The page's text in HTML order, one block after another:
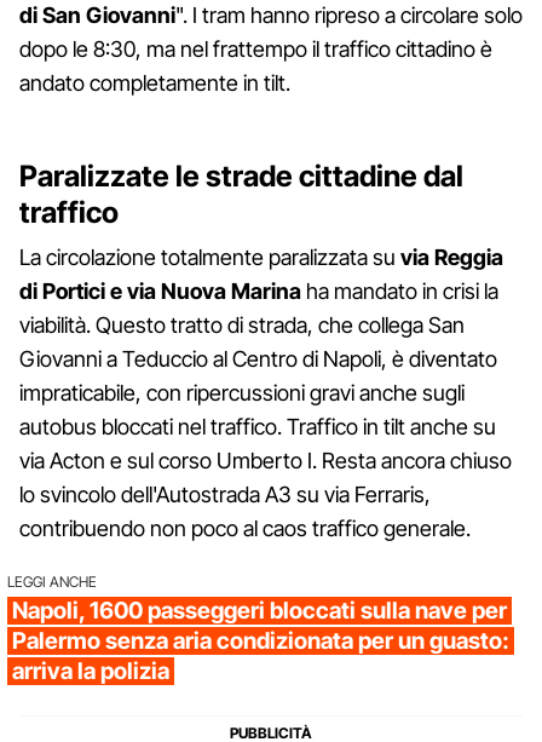
di San Giovanni". I tram hanno ripreso a circolare solo
dopo le 8:30, ma nel frattempo il traffico cittadino è
andato completamente in tilt.
Paralizzate le strade cittadine dal
traffico
La circolazione totalmente paralizzata su via Reggia
di Portici e via Nuova Marina ha mandato in crisi la
viabilità. Questo tratto di strada, che collega San
Giovanni a Teduccio al Centro di Napoli, è diventato
impraticabile, con ripercussioni gravi anche sugli
autobus bloccati nel traffico. Traffico in tilt anche su
via Acton e sul corso Umberto I. Resta ancora chiuso
lo svincolo dell'Autostrada A3 su via Ferraris,
contribuendo non poco al caos traffico generale.
LEGGI ANCHE
Napoli, 1600 passeggeri bloccati sulla nave per
Palermo senza aria condizionata per un guasto:
arriva la polizia